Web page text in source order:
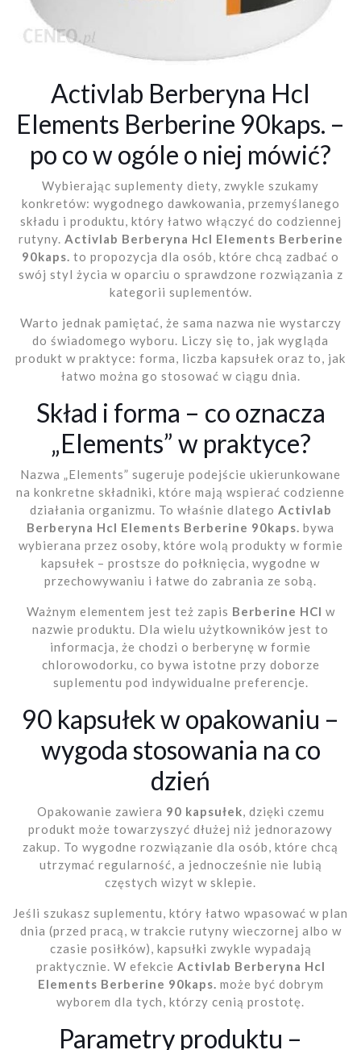
Activlab Berberyna Hcl
Elements Berberine 90kaps. –
po co w ogóle o niej mówić?
Wybierając suplementy diety, zwykle szukamy
konkretów: wygodnego dawkowania, przemyślanego
składu i produktu, który łatwo włączyć do codziennej
rutyny. Activlab Berberyna Hcl Elements Berberine
90kaps. to propozycja dla osób, które chcą zadbać o
swój styl życia w oparciu o sprawdzone rozwiązania z
kategorii suplementów.
Warto jednak pamiętać, że sama nazwa nie wystarczy
do świadomego wyboru. Liczy się to, jak wygląda
produkt w praktyce: forma, liczba kapsułek oraz to, jak
łatwo można go stosować w ciągu dnia.
Skład i forma – co oznacza
„Elements” w praktyce?
Nazwa „Elements” sugeruje podejście ukierunkowane
na konkretne składniki, które mają wspierać codzienne
działania organizmu. To właśnie dlatego Activlab
Berberyna Hcl Elements Berberine 90kaps. bywa
wybierana przez osoby, które wolą produkty w formie
kapsułek – prostsze do połknięcia, wygodne w
przechowywaniu i łatwe do zabrania ze sobą.
Ważnym elementem jest też zapis Berberine HCl w
nazwie produktu. Dla wielu użytkowników jest to
informacja, że chodzi o berberynę w formie
chlorowodorku, co bywa istotne przy doborze
suplementu pod indywidualne preferencje.
90 kapsułek w opakowaniu –
wygoda stosowania na co
dzień
Opakowanie zawiera 90 kapsułek, dzięki czemu
produkt może towarzyszyć dłużej niż jednorazowy
zakup. To wygodne rozwiązanie dla osób, które chcą
utrzymać regularność, a jednocześnie nie lubią
częstych wizyt w sklepie.
Jeśli szukasz suplementu, który łatwo wpasować w plan
dnia (przed pracą, w trakcie rutyny wieczornej albo w
czasie posiłków), kapsułki zwykle wypadają
praktycznie. W efekcie Activlab Berberyna Hcl
Elements Berberine 90kaps. może być dobrym
wyborem dla tych, którzy cenią prostotę.
Parametry produktu –